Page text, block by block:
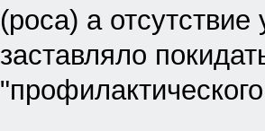
(роса) а
заставляло